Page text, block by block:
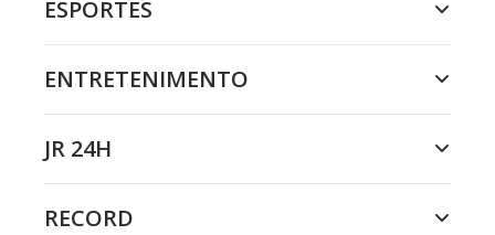
ESPORTES
ENTRETENIMENTO
JR 24H
RECORD